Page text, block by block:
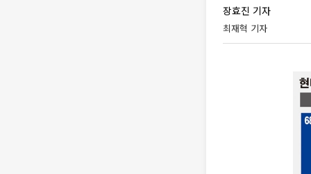
장효진 기자
최재혁 기자